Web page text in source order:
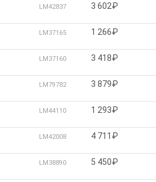
LM42837 3 602₽
LM37165 1 266₽
LM37160 3 418₽
LM79782 3 879₽
LM44110 1 293₽
LM42008 4 711₽
LM38890 5 450₽